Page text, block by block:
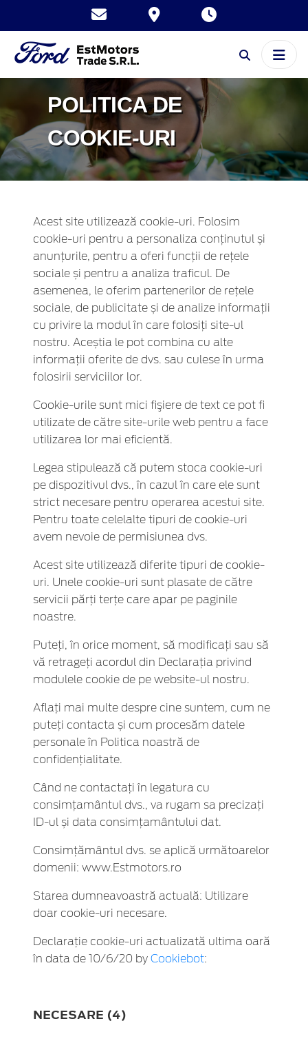
POLITICA DE
COOKIE-URI
Acest site utilizează cookie-uri. Folosim
cookie-uri pentru a personaliza conținutul și
anunțurile, pentru a oferi funcții de rețele
sociale și pentru a analiza traficul. De
asemenea, le oferim partenerilor de rețele
sociale, de publicitate și de analize informații
cu privire la modul în care folosiți site-ul
nostru. Aceștia le pot combina cu alte
informații oferite de dvs. sau culese în urma
folosirii serviciilor lor.
Cookie-urile sunt mici fişiere de text ce pot fi
utilizate de către site-urile web pentru a face
utilizarea lor mai eficientă.
Legea stipulează că putem stoca cookie-uri
pe dispozitivul dvs., în cazul în care ele sunt
strict necesare pentru operarea acestui site.
Pentru toate celelalte tipuri de cookie-uri
avem nevoie de permisiunea dvs.
Acest site utilizează diferite tipuri de cookie-
uri. Unele cookie-uri sunt plasate de către
servicii părţi terţe care apar pe paginile
noastre.
Puteți, în orice moment, să modificați sau să
vă retrageți acordul din Declarația privind
modulele cookie de pe website-ul nostru.
Aflați mai multe despre cine suntem, cum ne
puteți contacta și cum procesăm datele
personale în Politica noastră de
confidențialitate.
Când ne contactați în legatura cu
consimțamântul dvs., va rugam sa precizați
ID-ul și data consimțamântului dat.
Consimţământul dvs. se aplică următoarelor
domenii: www.Estmotors.ro
Starea dumneavoastră actuală: Utilizare
doar cookie-uri necesare.
Declaraţie cookie-uri actualizată ultima oară
în data de 10/6/20 by Cookiebot:
NECESARE (4)